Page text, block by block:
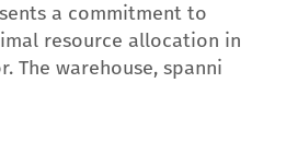
a commitment to
resource allocation in
The warehouse, spanni